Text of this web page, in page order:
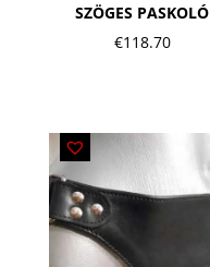
SZÖGES PASKOLÓ
€118.70